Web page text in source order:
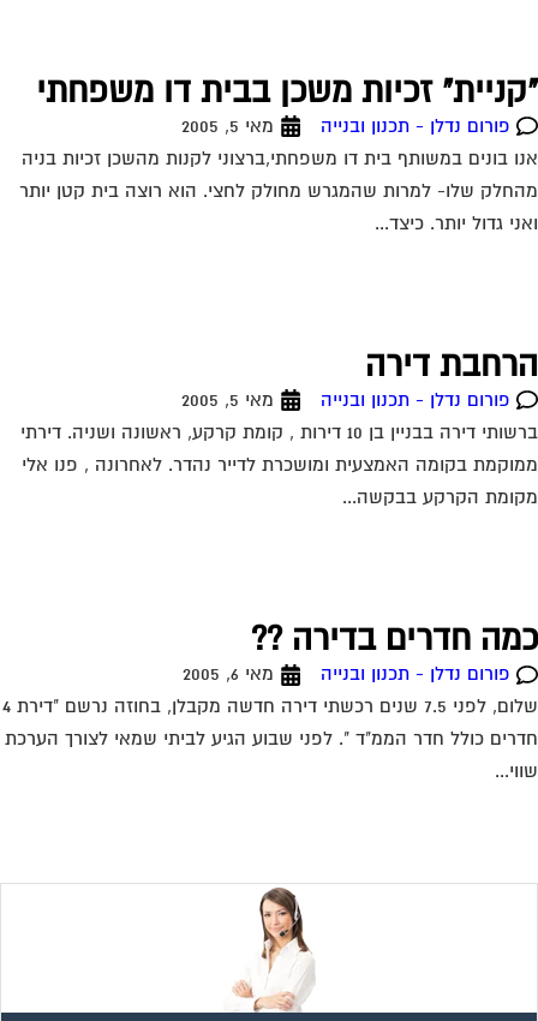
זכיות משכן בבית דו משפחתי
פורום נדלן - תכנון ובנייה
מאי 5, 2005
בונים במשותף בית דו משפחתי,ברצוני לקנות מהשכן זכיות בניה
שלו- למרות שהמגרש מחולק לחצי. הוא רוצה בית קטן יותר
גדול יותר. כיצד...
דירה
פורום נדלן - תכנון ובנייה
מאי 5, 2005
ברשותי דירה בבניין בן 10 דירות , קומת קרקע, ראשונה ושניה. דירתי
בקומה האמצעית ומושכרת לדייר נהדר. לאחרונה , פנו אלי
הקרקע בבקשה...
חדרים בדירה ??
פורום נדלן - תכנון ובנייה
מאי 6, 2005
שלום, לפני 7.5 שנים רכשתי דירה חדשה מקבלן, בחוזה נרשם "דירת 4
כולל חדר הממ"ד ". לפני שבוע הגיע לביתי שמאי לצורך הערכת